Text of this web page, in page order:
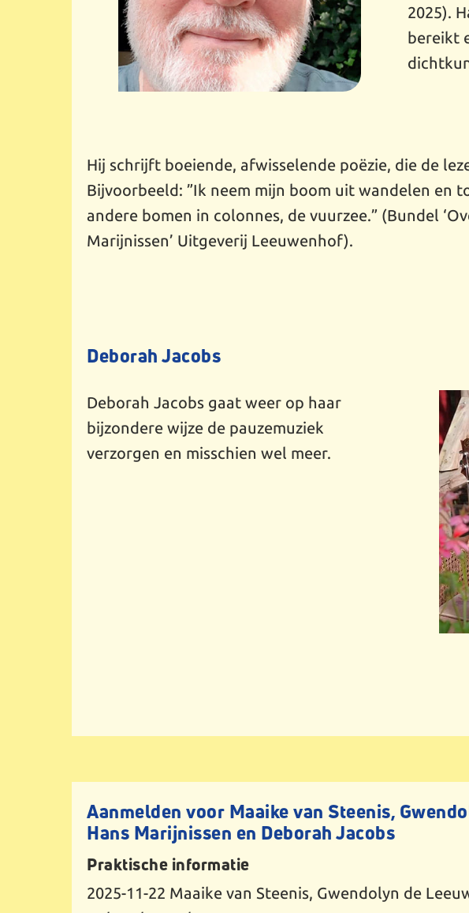
2025).
bereikt
Hij schrijft boeiende, afwisselende poëzie, die de
Bijvoorbeeld: ”Ik neem mijn boom uit wandelen en
andere bomen in colonnes, de vuurzee.” (Bundel
Marijnissen’ Uitgeverij Leeuwenhof).
Deborah Jacobs
Deborah Jacobs gaat weer op haar
bijzondere wijze de pauzemuziek
verzorgen en misschien wel meer.
Aanmelden voor Maaike van Steenis,
Hans Marijnissen en Deborah Jacobs
Praktische informatie
2025-11-22 Maaike van Steenis, Gwendolyn de